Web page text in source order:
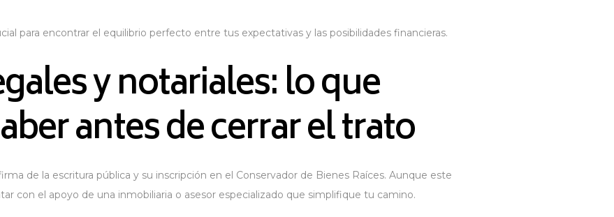
para encontrar el equilibrio perfecto entre tus expectativas y las posibilidades financieras.
y notariales: lo que
antes de cerrar el trato
de la escritura pública y su inscripción en el Conservador de Bienes Raíces. Aunque este
con el apoyo de una inmobiliaria o asesor especializado que simplifique tu camino​.